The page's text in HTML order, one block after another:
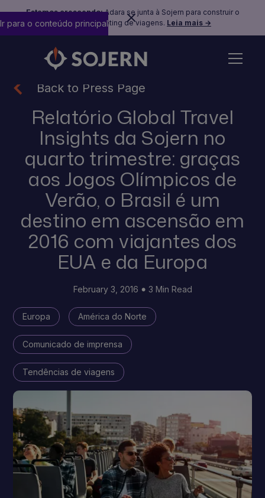
Estamos crescendo:Adara se junta à Sojern para construir o
futuro do marketing de viagens. Leia mais →
Ir para o conteúdo principal
Back to Press Page
Relatório Global Travel
Insights da Sojern no
quarto trimestre: graças
aos Jogos Olímpicos de
Verão, o Brasil é um
destino em ascensão em
2016 com viajantes dos
EUA e da Europa
February 3, 2016 3 Min Read
Europa América do Norte
Comunicado de imprensa
Tendências de viagens